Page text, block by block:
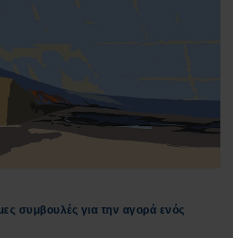
συμβουλές για την αγορά ενός